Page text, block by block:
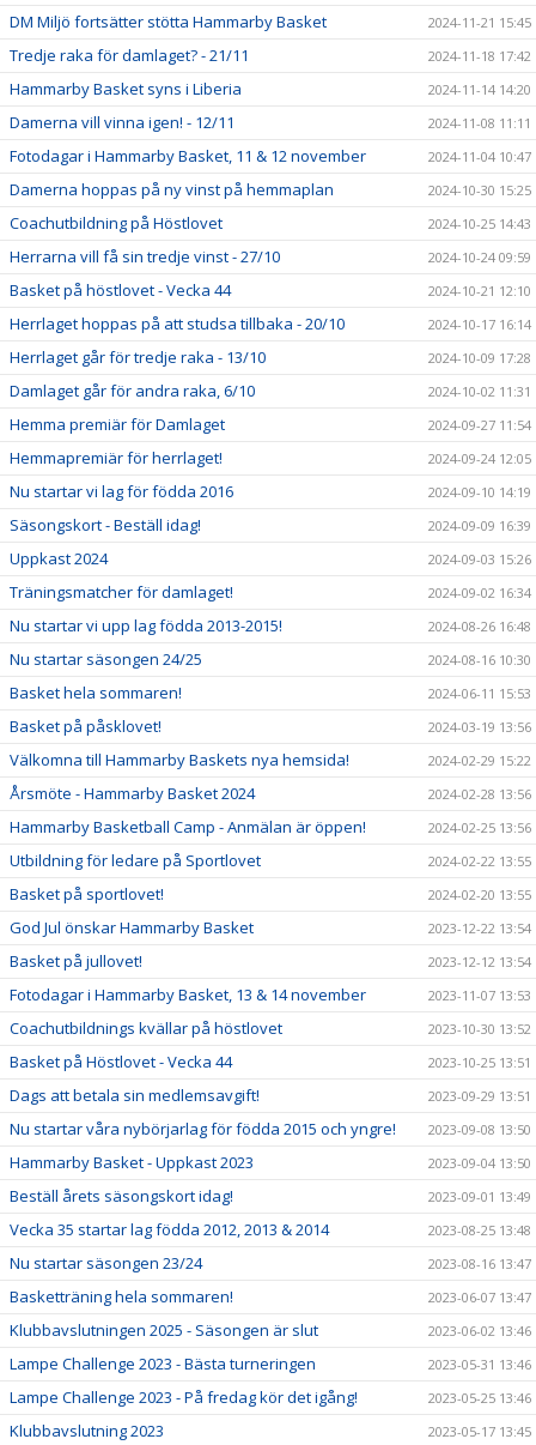
DM Miljö fortsätter stötta Hammarby Basket 2024-11-21 15:45
Tredje raka för damlaget? - 21/11 2024-11-18 17:42
Hammarby Basket syns i Liberia 2024-11-14 14:20
Damerna vill vinna igen! - 12/11 2024-11-08 11:11
Fotodagar i Hammarby Basket, 11 & 12 november 2024-11-04 10:47
Damerna hoppas på ny vinst på hemmaplan 2024-10-30 15:25
Coachutbildning på Höstlovet 2024-10-25 14:43
Herrarna vill få sin tredje vinst - 27/10 2024-10-24 09:59
Basket på höstlovet - Vecka 44 2024-10-21 12:10
Herrlaget hoppas på att studsa tillbaka - 20/10 2024-10-17 16:14
Herrlaget går för tredje raka - 13/10 2024-10-09 17:28
Damlaget går för andra raka, 6/10 2024-10-02 11:31
Hemma premiär för Damlaget 2024-09-27 11:54
Hemmapremiär för herrlaget! 2024-09-24 12:05
Nu startar vi lag för födda 2016 2024-09-10 14:19
Säsongskort - Beställ idag! 2024-09-09 16:39
Uppkast 2024 2024-09-03 15:26
Träningsmatcher för damlaget! 2024-09-02 16:34
Nu startar vi upp lag födda 2013-2015! 2024-08-26 16:48
Nu startar säsongen 24/25 2024-08-16 10:30
Basket hela sommaren! 2024-06-11 15:53
Basket på påsklovet! 2024-03-19 13:56
Välkomna till Hammarby Baskets nya hemsida! 2024-02-29 15:22
Årsmöte - Hammarby Basket 2024 2024-02-28 13:56
Hammarby Basketball Camp - Anmälan är öppen! 2024-02-25 13:56
Utbildning för ledare på Sportlovet 2024-02-22 13:55
Basket på sportlovet! 2024-02-20 13:55
God Jul önskar Hammarby Basket 2023-12-22 13:54
Basket på jullovet! 2023-12-12 13:54
Fotodagar i Hammarby Basket, 13 & 14 november 2023-11-07 13:53
Coachutbildnings kvällar på höstlovet 2023-10-30 13:52
Basket på Höstlovet - Vecka 44 2023-10-25 13:51
Dags att betala sin medlemsavgift! 2023-09-29 13:51
Nu startar våra nybörjarlag för födda 2015 och yngre! 2023-09-08 13:50
Hammarby Basket - Uppkast 2023 2023-09-04 13:50
Beställ årets säsongskort idag! 2023-09-01 13:49
Vecka 35 startar lag födda 2012, 2013 & 2014 2023-08-25 13:48
Nu startar säsongen 23/24 2023-08-16 13:47
Basketträning hela sommaren! 2023-06-07 13:47
Klubbavslutningen 2025 - Säsongen är slut 2023-06-02 13:46
Lampe Challenge 2023 - Bästa turneringen 2023-05-31 13:46
Lampe Challenge 2023 - På fredag kör det igång! 2023-05-25 13:46
Klubbavslutning 2023 2023-05-17 13:45